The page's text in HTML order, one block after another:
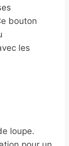
bouton
les
loupe.